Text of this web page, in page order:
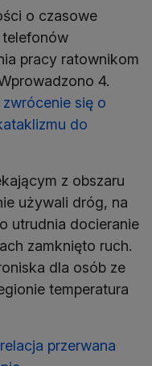
o czasowe
pracy ratownikom
4.
zwrócenie się o
do
z obszaru
używali dróg, na
utrudnia docieranie
zamknięto ruch.
dla osób ze
temperatura
przerwana